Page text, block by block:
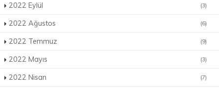
2022 Eylül (3)
2022 Ağustos (6)
2022 Temmuz (9)
2022 Mayıs (3)
2022 Nisan (7)